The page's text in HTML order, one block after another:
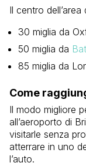
Il centro
30 miglia da
50 miglia da
85 miglia da
Come
Il modo migliore
all’aeroporto di
visitarle senza
atterrare in uno
l’auto.